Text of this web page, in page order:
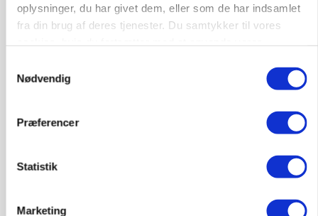
oplysninger, du har givet dem, eller som de har indsamlet
fra din brug af deres tjenester. Du samtykker til vores
Nødvendig
Præferencer
Statistik
Marketing
MARKED